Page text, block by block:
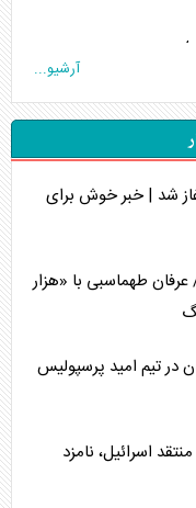
آرشیو...
مابه‌التفاوت حقوق فروردین ۱۴۰۵ آغاز شد | خبر خوش برای
طهماسبی با «هزار
تیم امید پرسپولیس
اسرائیل، نامزد